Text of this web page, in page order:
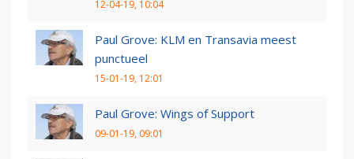
12-04-19, 10:04
Paul Grove: KLM en Transavia meest
punctueel
15-01-19, 12:01
Paul Grove: Wings of Support
09-01-19, 09:01